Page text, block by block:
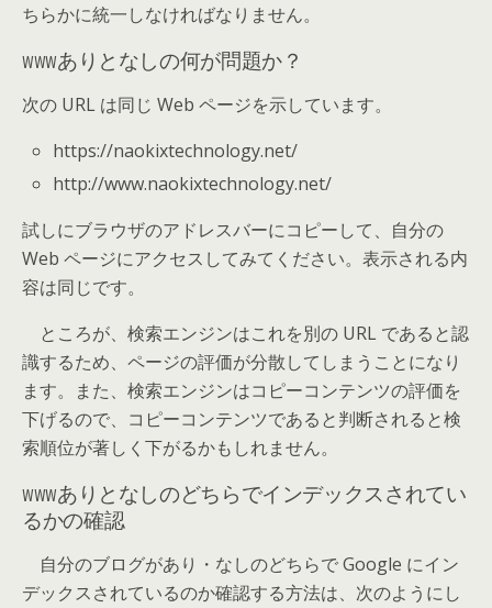
ちらかに統一しなければなりません。
wwwありとなしの何が問題か？
次の URL は同じ Web ページを示しています。
https://naokixtechnology.net/
http://www.naokixtechnology.net/
試しにブラウザのアドレスバーにコピーして、自分の
Web ページにアクセスしてみてください。表示される内
容は同じです。
ところが、検索エンジンはこれを別の URL であると認
識するため、ページの評価が分散してしまうことになり
ます。また、検索エンジンはコピーコンテンツの評価を
下げるので、コピーコンテンツであると判断されると検
索順位が著しく下がるかもしれません。
wwwありとなしのどちらでインデックスされてい
るかの確認
自分のブログがあり・なしのどちらで Google にイン
デックスされているのか確認する方法は、次のようにし